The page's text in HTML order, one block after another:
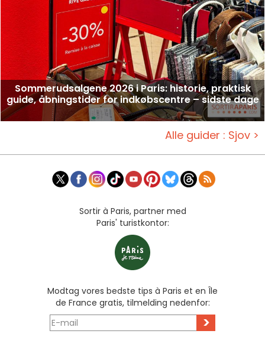
Sommerudsalgene 2026 i Paris: historie, praktisk
guide, åbningstider for indkøbscentre – sidste dage
Alle guider : Sjov >
Sortir à Paris, partner med
Paris' turistkontor:
Modtag vores bedste tips à Paris et en Île
de France gratis, tilmelding nedenfor:
>